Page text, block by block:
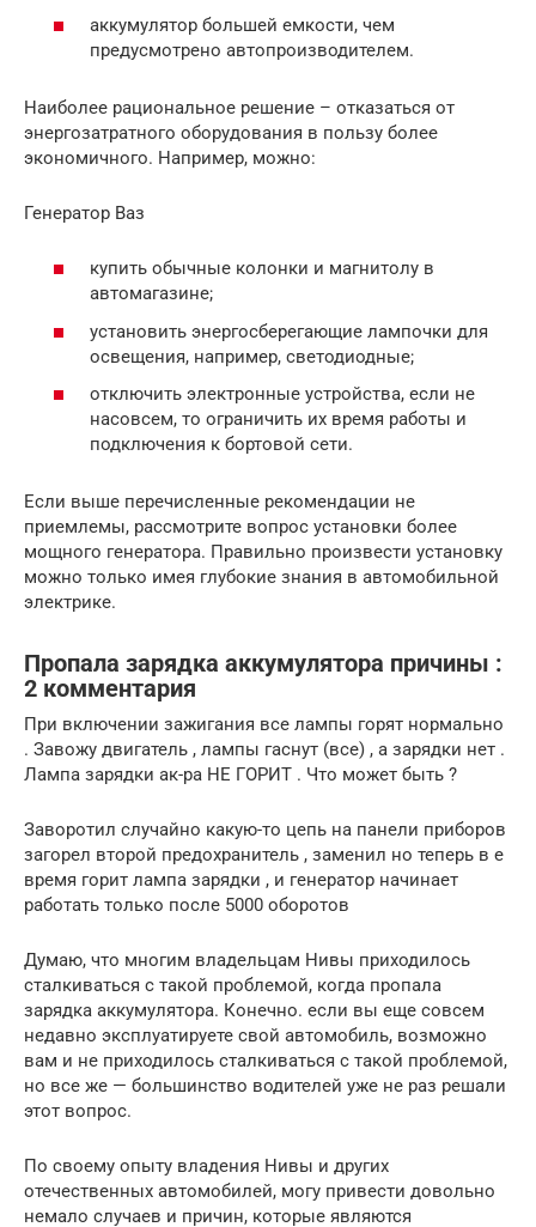
аккумулятор большей емкости, чем
предусмотрено автопроизводителем.
Наиболее рациональное решение – отказаться от
энергозатратного оборудования в пользу более
экономичного. Например, можно:
Генератор Ваз
купить обычные колонки и магнитолу в
автомагазине;
установить энергосберегающие лампочки для
освещения, например, светодиодные;
отключить электронные устройства, если не
насовсем, то ограничить их время работы и
подключения к бортовой сети.
Если выше перечисленные рекомендации не
приемлемы, рассмотрите вопрос установки более
мощного генератора. Правильно произвести установку
можно только имея глубокие знания в автомобильной
электрике.
Пропала зарядка аккумулятора причины :
2 комментария
При включении зажигания все лампы горят нормально
. Завожу двигатель , лампы гаснут (все) , а зарядки нет .
Лампа зарядки ак-ра НЕ ГОРИТ . Что может быть ?
Заворотил случайно какую-то цепь на панели приборов
загорел второй предохранитель , заменил но теперь в е
время горит лампа зарядки , и генератор начинает
работать только после 5000 оборотов
Думаю, что многим владельцам Нивы приходилось
сталкиваться с такой проблемой, когда пропала
зарядка аккумулятора. Конечно. если вы еще совсем
недавно эксплуатируете свой автомобиль, возможно
вам и не приходилось сталкиваться с такой проблемой,
но все же — большинство водителей уже не раз решали
этот вопрос.
По своему опыту владения Нивы и других
отечественных автомобилей, могу привести довольно
немало случаев и причин, которые являются